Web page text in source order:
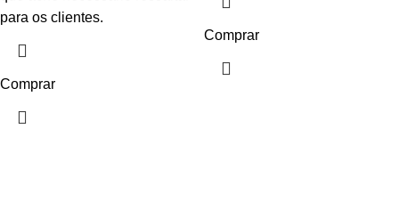
para os clientes.
Comprar
Comprar